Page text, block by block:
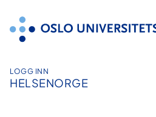
innhold
LOGG INN
HELSENORGE